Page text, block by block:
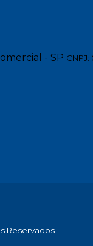
- SP
Reservados